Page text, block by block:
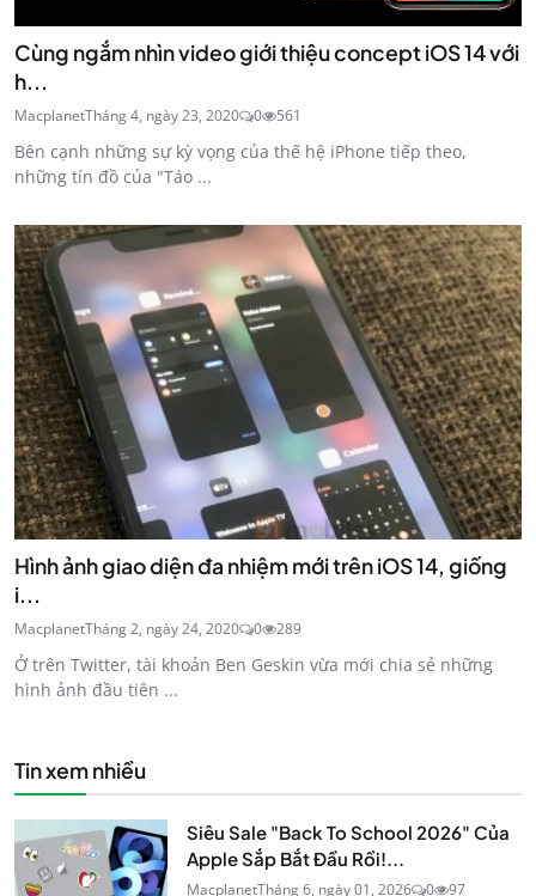
Cùng ngắm nhìn video giới thiệu concept iOS 14 với
h...
MacplanetTháng 4, ngày 23, 2020 0 561
Bên cạnh những sự kỳ vọng của thế hệ iPhone tiếp theo,
những tín đồ của "Táo ...
Hình ảnh giao diện đa nhiệm mới trên iOS 14, giống
i...
MacplanetTháng 2, ngày 24, 2020 0 289
Ở trên Twitter, tài khoản Ben Geskin vừa mới chia sẻ những
hình ảnh đầu tiên ...
Tin xem nhiều
Siêu Sale "Back To School 2026" Của
Apple Sắp Bắt Đầu Rồi!...
MacplanetTháng 6, ngày 01, 2026 0 97